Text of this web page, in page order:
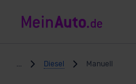
Diesel Manuell